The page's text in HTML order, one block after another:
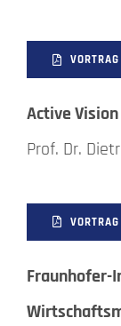
VORTRAG
Active
Prof. Dr.
VORTRAG
Fraunhofer-